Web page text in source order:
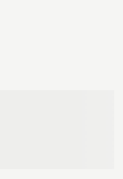
Det praktiske design